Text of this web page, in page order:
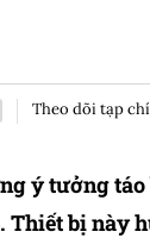
Theo dõi tạp
ý tưởng
Thiết bị này